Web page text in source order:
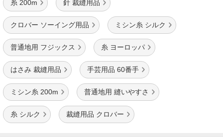
糸 200m 針 裁縫用品
クロバー ソーイング用品 ミシン糸 シルク
普通地用 フジックス 糸 ヨーロッパ
はさみ 裁縫用品 手芸用品 60番手
ミシン糸 200m 普通地用 縫いやすさ
糸 シルク 裁縫用品 クロバー